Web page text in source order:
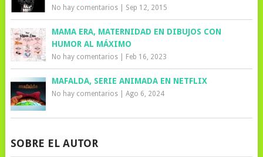
No hay comentarios| Sep 12, 2015
MAMA ERA, MATERNIDAD EN DIBUJOS CON
HUMOR AL MÁXIMO
No hay comentarios| Feb 16, 2023
MAFALDA, SERIE ANIMADA EN NETFLIX
No hay comentarios| Ago 6, 2024
SOBRE EL AUTOR